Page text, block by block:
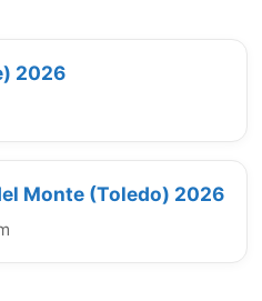
2026
Monte (Toledo) 2026